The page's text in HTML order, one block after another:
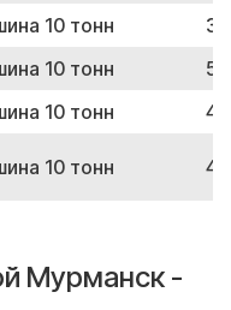
10 тонн
10 тонн
10 тонн
10 тонн
Мурманск -